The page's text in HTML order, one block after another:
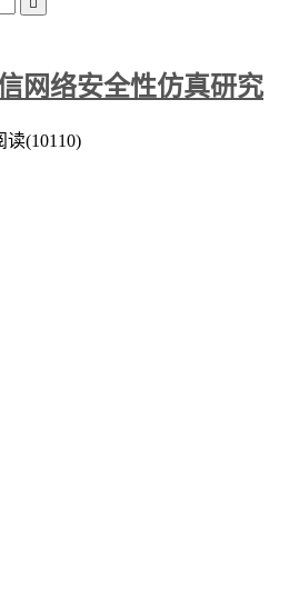
网络安全性仿真研究
读(10110)